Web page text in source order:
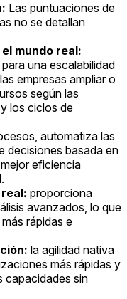
Las puntuaciones de
no se detallan
mundo real:
una escalabilidad
empresas ampliar o
según las
los ciclos de
automatiza las
decisiones basada en
eficiencia
proporciona
avanzados, lo que
rápidas e
la agilidad nativa
más rápidas y
capacidades sin